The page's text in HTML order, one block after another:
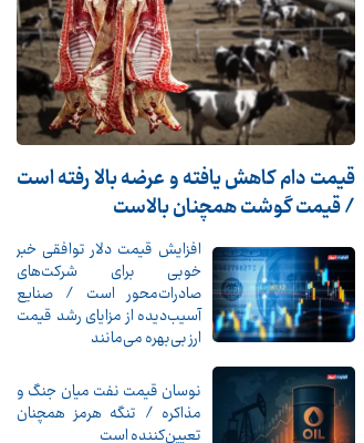
قیمت دام کاهش یافته و عرضه بالا رفته است
/ قیمت گوشت همچنان بالاست
افزایش قیمت دلار توافقی خبر
خوبی برای شرکت‌های
صادرات‌محور است / صنایع
آسیب‌دیده از مزایای رشد قیمت
ارز بی‌بهره می‌مانند
نوسان قیمت نفت میان جنگ و
مذاکره / تنگه هرمز همچنان
تعیین‌کننده است